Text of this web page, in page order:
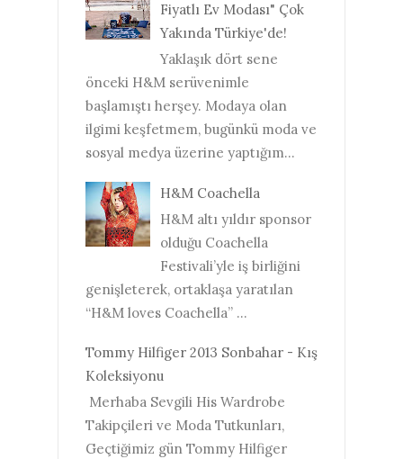
Fiyatlı Ev Modası" Çok
Yakında Türkiye'de!
Yaklaşık dört sene
önceki H&M serüvenimle
başlamıştı herşey. Modaya olan
ilgimi keşfetmem, bugünkü moda ve
sosyal medya üzerine yaptığım...
H&M Coachella
H&M altı yıldır sponsor
olduğu Coachella
Festivali’yle iş birliğini
genişleterek, ortaklaşa yaratılan
“H&M loves Coachella” ...
Tommy Hilfiger 2013 Sonbahar - Kış
Koleksiyonu
Merhaba Sevgili His Wardrobe
Takipçileri ve Moda Tutkunları,
Geçtiğimiz gün Tommy Hilfiger